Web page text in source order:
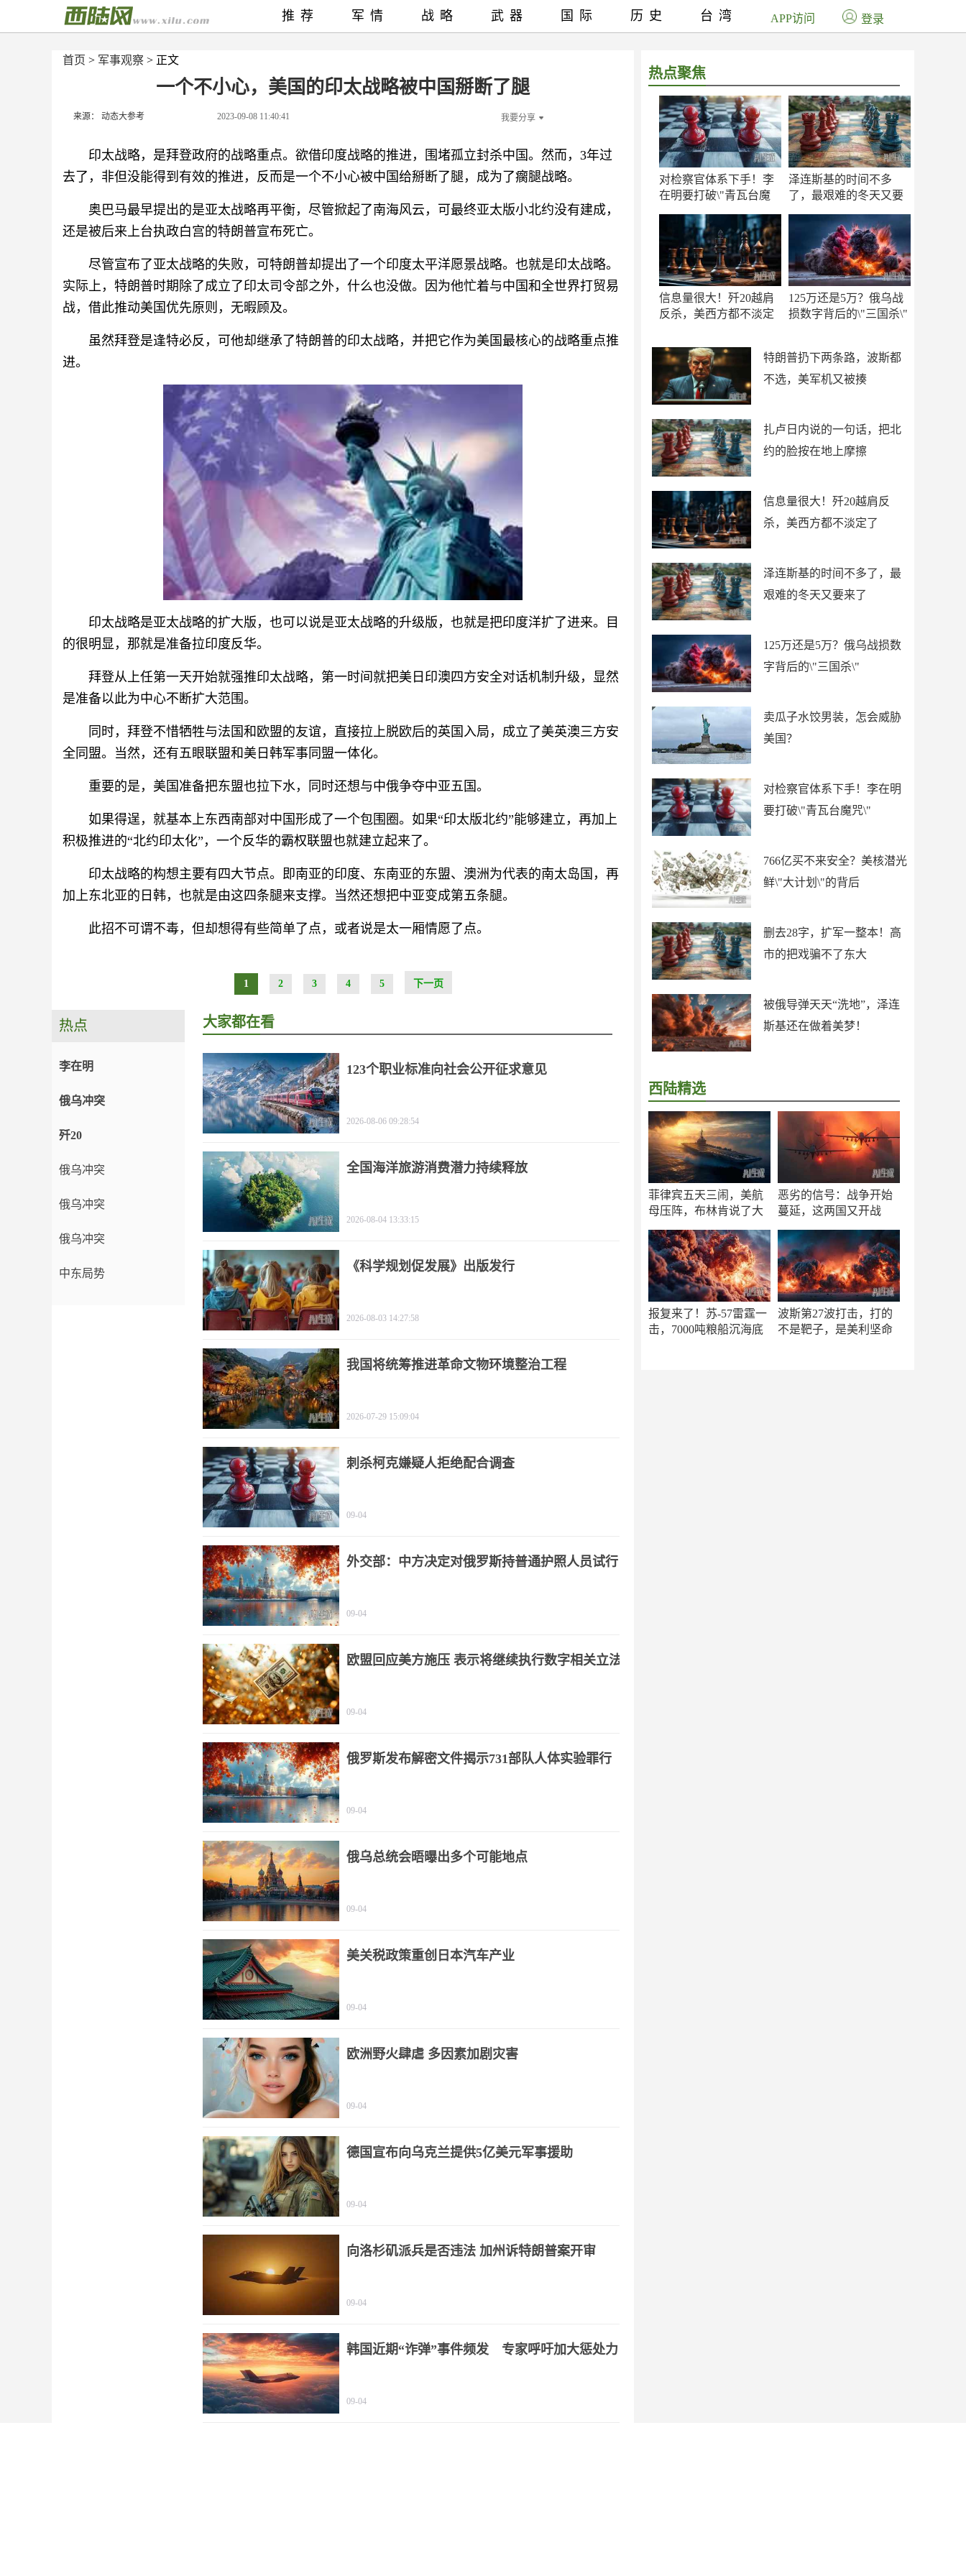
首页 > 军事观察 > 正文
一个不小心，美国的印太战略被中国掰断了腿
来源： 动态大参考 2023-09-08 11:40:41 我要分享
印太战略，是拜登政府的战略重点。欲借印度战略的推进，围堵孤立封杀中国。然而，3年过
去了，非但没能得到有效的推进，反而是一个不小心被中国给掰断了腿，成为了瘸腿战略。
奥巴马最早提出的是亚太战略再平衡，尽管掀起了南海风云，可最终亚太版小北约没有建成，
还是被后来上台执政白宫的特朗普宣布死亡。
尽管宣布了亚太战略的失败，可特朗普却提出了一个印度太平洋愿景战略。也就是印太战略。
实际上，特朗普时期除了成立了印太司令部之外，什么也没做。因为他忙着与中国和全世界打贸易
战，借此推动美国优先原则，无暇顾及。
虽然拜登是逢特必反，可他却继承了特朗普的印太战略，并把它作为美国最核心的战略重点推
进。
印太战略是亚太战略的扩大版，也可以说是亚太战略的升级版，也就是把印度洋扩了进来。目
的很明显，那就是准备拉印度反华。
拜登从上任第一天开始就强推印太战略，第一时间就把美日印澳四方安全对话机制升级，显然
是准备以此为中心不断扩大范围。
同时，拜登不惜牺牲与法国和欧盟的友谊，直接拉上脱欧后的英国入局，成立了美英澳三方安
全同盟。当然，还有五眼联盟和美日韩军事同盟一体化。
重要的是，美国准备把东盟也拉下水，同时还想与中俄争夺中亚五国。
如果得逞，就基本上东西南部对中国形成了一个包围圈。如果“印太版北约”能够建立，再加上
积极推进的“北约印太化”，一个反华的霸权联盟也就建立起来了。
印太战略的构想主要有四大节点。即南亚的印度、东南亚的东盟、澳洲为代表的南太岛国，再
加上东北亚的日韩，也就是由这四条腿来支撑。当然还想把中亚变成第五条腿。
此招不可谓不毒，但却想得有些简单了点，或者说是太一厢情愿了点。
1 2 3 4 5 下一页
热点聚焦
对检察官体系下手！李
在明要打破\"青瓦台魔
泽连斯基的时间不多
了，最艰难的冬天又要
信息量很大！歼20越肩
反杀，美西方都不淡定
125万还是5万？俄乌战
损数字背后的\"三国杀\"
特朗普扔下两条路，波斯都
不选，美军机又被揍
扎卢日内说的一句话，把北
约的脸按在地上摩擦
信息量很大！歼20越肩反
杀，美西方都不淡定了
泽连斯基的时间不多了，最
艰难的冬天又要来了
125万还是5万？俄乌战损数
字背后的\"三国杀\"
卖瓜子水饺男装，怎会威胁
美国？
对检察官体系下手！李在明
要打破\"青瓦台魔咒\"
766亿买不来安全？美核潜光
鲜\"大计划\"的背后
删去28字，扩军一整本！高
市的把戏骗不了东大
被俄导弹天天“洗地”，泽连
斯基还在做着美梦！
西陆精选
菲律宾五天三闹，美航
母压阵，布林肯说了大
恶劣的信号：战争开始
蔓延，这两国又开战
报复来了！苏-57雷霆一
击，7000吨粮船沉海底
波斯第27波打击，打的
不是靶子，是美利坚命
推荐 军情 战略 武器 国际 历史 台湾 APP访问 登录
热点
李在明
俄乌冲突
歼20
俄乌冲突
俄乌冲突
俄乌冲突
中东局势
大家都在看
123个职业标准向社会公开征求意见
2026-08-06 09:28:54
全国海洋旅游消费潜力持续释放
2026-08-04 13:33:15
《科学规划促发展》出版发行
2026-08-03 14:27:58
我国将统筹推进革命文物环境整治工程
2026-07-29 15:09:04
刺杀柯克嫌疑人拒绝配合调查
09-04
外交部：中方决定对俄罗斯持普通护照人员试行
09-04
欧盟回应美方施压 表示将继续执行数字相关立法
09-04
俄罗斯发布解密文件揭示731部队人体实验罪行
09-04
俄乌总统会晤曝出多个可能地点
09-04
美关税政策重创日本汽车产业
09-04
欧洲野火肆虐 多因素加剧灾害
09-04
德国宣布向乌克兰提供5亿美元军事援助
09-04
向洛杉矶派兵是否违法 加州诉特朗普案开审
09-04
韩国近期“诈弹”事件频发 专家呼吁加大惩处力
09-04